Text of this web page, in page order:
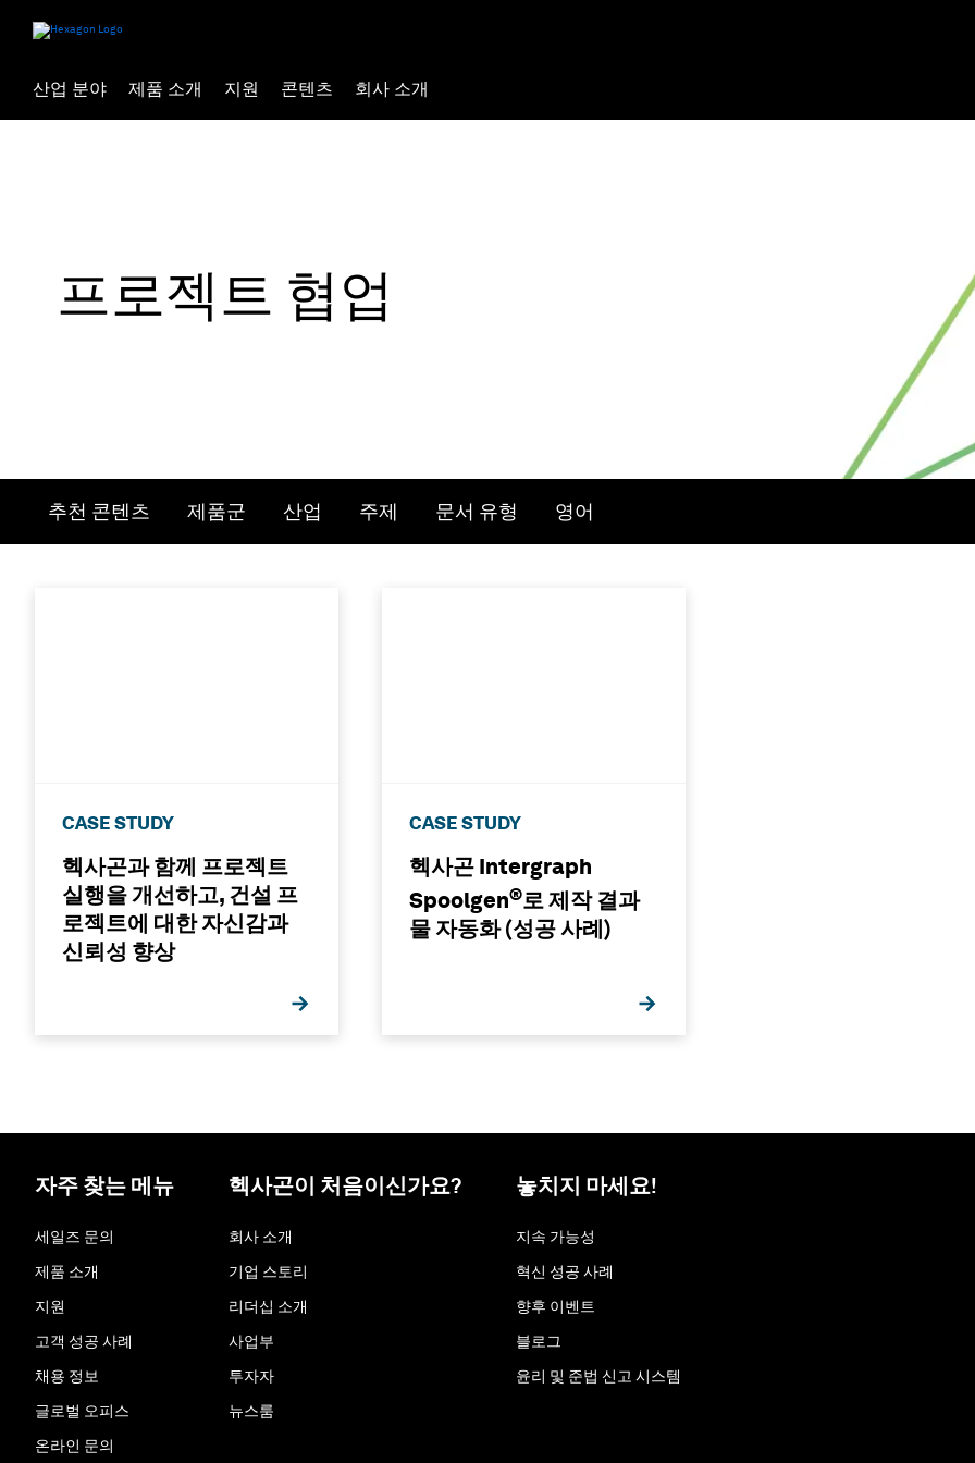
산업 분야 제품 소개 지원 콘텐츠 회사 소개
프로젝트 협업
추천 콘텐츠 Toggle submenu for:
제품군 Toggle submenu for:
산업 Toggle submenu for:
주제 Toggle submenu for:
문서 유형 영어
CASE STUDY
헥사곤과 함께 프로젝트
실행을 개선하고, 건설 프
로젝트에 대한 자신감과
신뢰성 향상
CASE STUDY
헥사곤 Intergraph
Spoolgen®로 제작 결과
물 자동화 (성공 사례)
자주 찾는 메뉴
세일즈 문의
제품 소개
지원
고객 성공 사례
채용 정보
글로벌 오피스
온라인 문의
헥사곤이 처음이신가요?
회사 소개
기업 스토리
리더십 소개
사업부
투자자
뉴스룸
놓치지 마세요!
지속 가능성
혁신 성공 사례
향후 이벤트
블로그
윤리 및 준법 신고 시스템